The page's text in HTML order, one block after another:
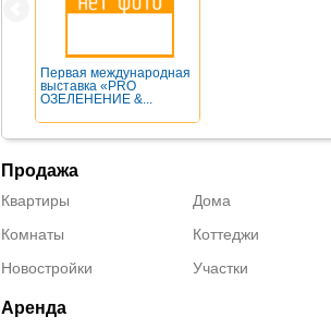
Первая международная
выставка «PRO
ОЗЕЛЕНЕНИЕ &...
Продажа
Квартиры
Комнаты
Новостройки
Дома
Коттеджи
Участки
Аренда